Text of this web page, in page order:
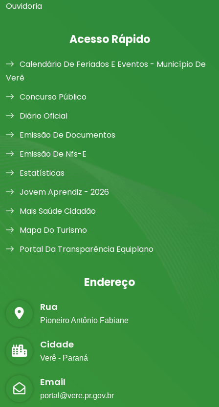
Ouvidoria
Acesso Rápido
Calendário De Feriados E Eventos - Município De
Verê
Concurso Público
Diário Oficial
Emissão De Documentos
Emissão De Nfs-E
Estatísticas
Jovem Aprendiz - 2026
Mais Saúde Cidadão
Mapa Do Turismo
Portal Da Transparência Equiplano
Endereço
Rua
Pioneiro Antônio Fabiane
Cidade
Verê - Paraná
Email
portal@vere.pr.gov.br